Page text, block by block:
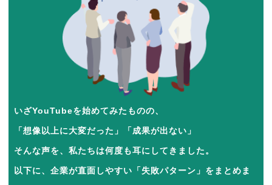
いざYouTubeを始めてみたものの、
「想像以上に大変だった」「成果が出ない」
そんな声を、私たちは何度も耳にしてきました。
以下に、企業が直面しやすい「失敗パターン」をまとめま